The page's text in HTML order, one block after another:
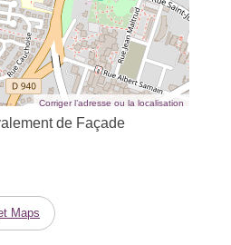
Corriger l’adresse ou la localisation
de Façade
Maps